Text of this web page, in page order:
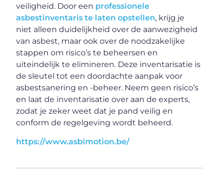
veiligheid. Door een professionele
asbestinventaris te laten opstellen, krijg je
niet alleen duidelijkheid over de aanwezigheid
van asbest, maar ook over de noodzakelijke
stappen om risico’s te beheersen en
uiteindelijk te elimineren. Deze inventarisatie is
de sleutel tot een doordachte aanpak voor
asbestsanering en -beheer. Neem geen risico’s
en laat de inventarisatie over aan de experts,
zodat je zeker weet dat je pand veilig en
conform de regelgeving wordt beheerd.
https://www.asbimotion.be/